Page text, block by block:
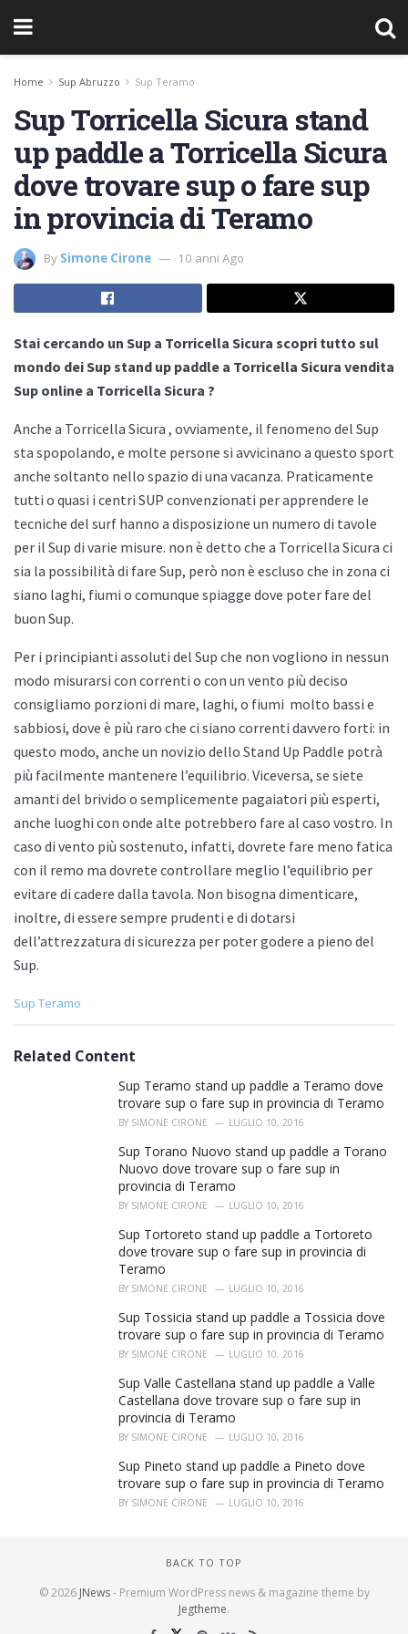
Home Sup Abruzzo Sup Teramo
Sup Torricella Sicura stand
up paddle a Torricella Sicura
dove trovare sup o fare sup
in provincia di Teramo
By Simone Cirone 10 anni Ago
Stai cercando un Sup a Torricella Sicura scopri tutto sul
mondo dei Sup stand up paddle a Torricella Sicura vendita
Sup online a Torricella Sicura ?
Anche a Torricella Sicura , ovviamente, il fenomeno del Sup
sta spopolando, e molte persone si avvicinano a questo sport
anche soltanto nello spazio di una vacanza. Praticamente
tutti o quasi i centri SUP convenzionati per apprendere le
tecniche del surf hanno a disposizione un numero di tavole
per il Sup di varie misure. non è detto che a Torricella Sicura ci
sia la possibilità di fare Sup, però non è escluso che in zona ci
siano laghi, fiumi o comunque spiagge dove poter fare del
buon Sup.
Per i principianti assoluti del Sup che non vogliono in nessun
modo misurarsi con correnti o con un vento più deciso
consigliamo porzioni di mare, laghi, o fiumi molto bassi e
sabbiosi, dove è più raro che ci siano correnti davvero forti: in
questo modo, anche un novizio dello Stand Up Paddle potrà
più facilmente mantenere l’equilibrio. Viceversa, se siete
amanti del brivido o semplicemente pagaiatori più esperti,
anche luoghi con onde alte potrebbero fare al caso vostro. In
caso di vento più sostenuto, infatti, dovrete fare meno fatica
con il remo ma dovrete controllare meglio l’equilibrio per
evitare di cadere dalla tavola. Non bisogna dimenticare,
inoltre, di essere sempre prudenti e di dotarsi
dell’attrezzatura di sicurezza per poter godere a pieno del
Sup.
C
e
Sup Teramo
Related Content
Sup Teramo stand up paddle a Teramo dove
trovare sup o fare sup in provincia di Teramo
BY SIMONE CIRONE LUGLIO 10, 2016
Sup Torano Nuovo stand up paddle a Torano
Nuovo dove trovare sup o fare sup in
provincia di Teramo
BY SIMONE CIRONE LUGLIO 10, 2016
Sup Tortoreto stand up paddle a Tortoreto
dove trovare sup o fare sup in provincia di
Teramo
BY SIMONE CIRONE LUGLIO 10, 2016
Sup Tossicia stand up paddle a Tossicia dove
trovare sup o fare sup in provincia di Teramo
BY SIMONE CIRONE LUGLIO 10, 2016
Sup Valle Castellana stand up paddle a Valle
Castellana dove trovare sup o fare sup in
provincia di Teramo
BY SIMONE CIRONE LUGLIO 10, 2016
Sup Pineto stand up paddle a Pineto dove
trovare sup o fare sup in provincia di Teramo
BY SIMONE CIRONE LUGLIO 10, 2016
BACK TO TOP
© 2026 JNews- Premium WordPress news & magazine theme by
Jegtheme.